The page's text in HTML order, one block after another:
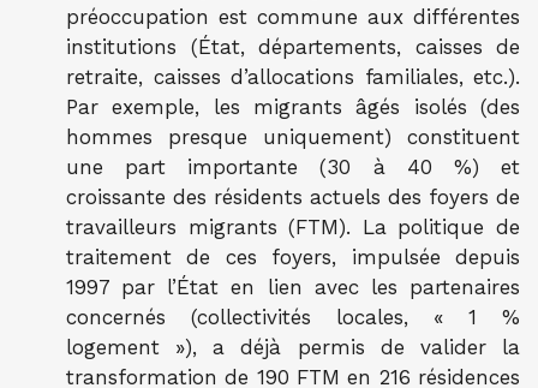
préoccupation est commune aux différentes
institutions (État, départements, caisses de
retraite, caisses d’allocations familiales, etc.).
Par exemple, les migrants âgés isolés (des
hommes presque uniquement) constituent
une part importante (30 à 40 %) et
croissante des résidents actuels des foyers de
travailleurs migrants (FTM). La politique de
traitement de ces foyers, impulsée depuis
1997 par l’État en lien avec les partenaires
concernés (collectivités locales, « 1 %
logement »), a déjà permis de valider la
transformation de 190 FTM en 216 résidences